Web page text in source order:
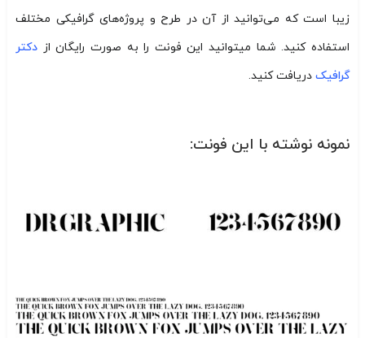
زیبا است که می‌توانید از آن در طرح و پروژه‌های گرافیکی مختلف
استفاده کنید. شما میتوانید این فونت را به صورت رایگان از دکتر
گرافیک دریافت کنید.
نمونه نوشته با این فونت: